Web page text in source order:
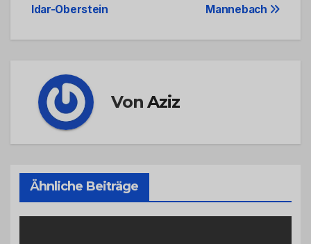
Mannebach
Idar-Oberstein
VonAziz
Ähnliche Beiträge